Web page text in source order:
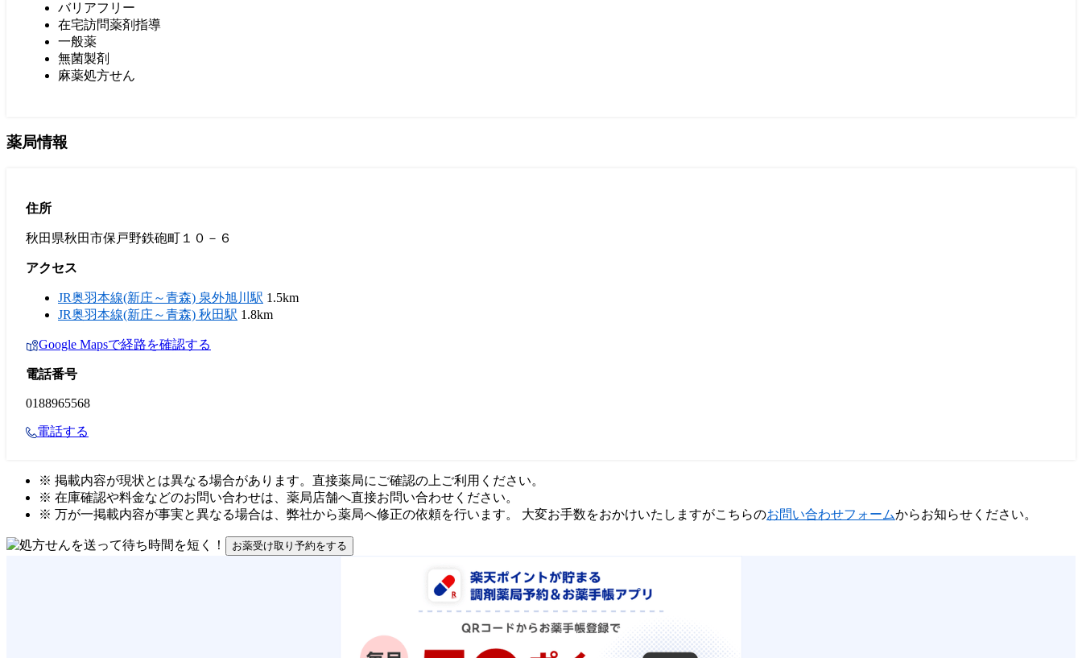
バリアフリー
在宅訪問薬剤指導
一般薬
無菌製剤
麻薬処方せん
薬局情報
住所
秋田県秋田市保戸野鉄砲町１０－６
アクセス
JR奥羽本線(新庄～青森) 泉外旭川駅 1.5km
JR奥羽本線(新庄～青森) 秋田駅 1.8km
Google Mapsで経路を確認する
電話番号
0188965568
電話する
※ 掲載内容が現状とは異なる場合があります。直接薬局にご確認の上ご利用ください。
※ 在庫確認や料金などのお問い合わせは、薬局店舗へ直接お問い合わせください。
※ 万が一掲載内容が事実と異なる場合は、弊社から薬局へ修正の依頼を行います。 大変お手数をおかけいたしますがこちらのお問い合わせフォームからお知らせください。
お薬受け取り予約をする